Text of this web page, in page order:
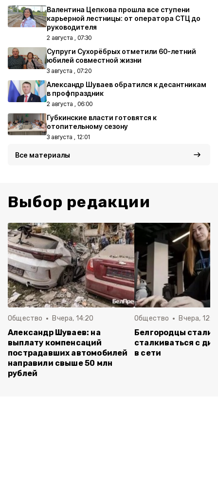
Валентина Цепкова прошла все ступени
карьерной лестницы: от оператора СТЦ до
руководителя
2 августа , 07:30
Супруги Сухорёбрых отметили 60-летний
юбилей совместной жизни
3 августа , 07:20
Александр Шуваев обратился к десантникам
в профпраздник
2 августа , 06:00
Губкинские власти готовятся к
отопительному сезону
3 августа , 12:01
Все материалы
Выбор редакции
Общество Вчера, 14:20
Александр Шуваев: на
выплату компенсаций
пострадавших автомобилей
направили свыше 50 млн
рублей
Общество Вчера,
Белгородцы стали
сталкиваться с
в сети